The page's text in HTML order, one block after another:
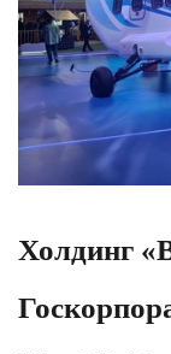
Холдинг